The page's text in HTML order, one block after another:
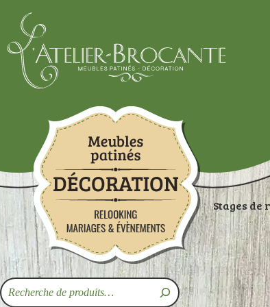
Stages de
TABLES ASSISES
Recherche